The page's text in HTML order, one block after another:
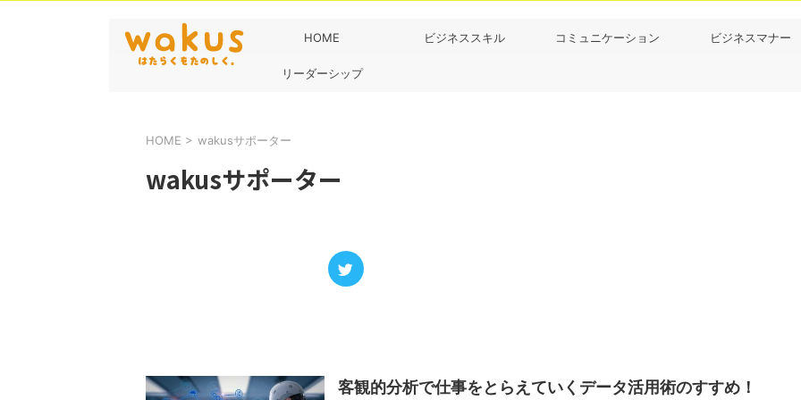
HOME ビジネススキル コミュニケーション ビジネスマナー
リーダーシップ
HOME > wakusサポーター
wakusサポーター
客観的分析で仕事をとらえていくデータ活用術のすすめ！